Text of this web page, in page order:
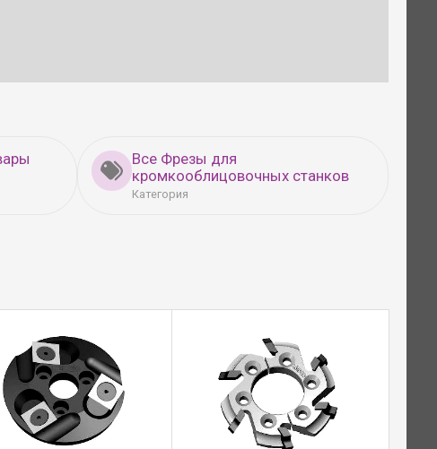
Все Фрезы для
кромкооблицовочных станков
Категория